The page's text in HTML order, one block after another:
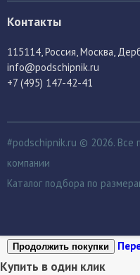
Контакты
115114 , Россия, Москва,
info@podschipnik.ru
+7 (495) 147-42-41
#podschipnik.ru © 2026. Все
компании
Каталог подбора по
Продолжить покупки
Купить в один клик